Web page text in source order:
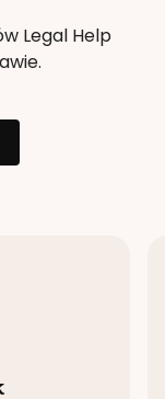
Legal Help